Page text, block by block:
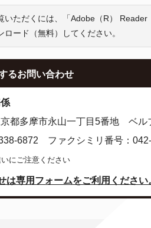
いただくには、「Adobe（R）
ロード（無料）してください。
るお問い合わせ
都多摩市永山一丁目5番地 ベル
6872 ファクシミリ番号：
にご注意ください
は専用フォームをご利用ください